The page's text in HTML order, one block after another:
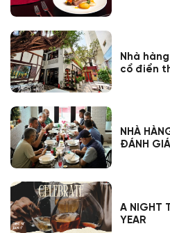
Nhà
cổ điển
NHÀ
ĐÁNH
A NIGHT
YEAR